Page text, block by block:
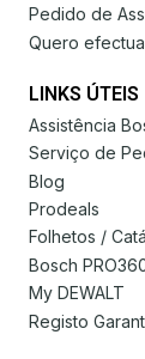
Pedido de
Quero
LINKS ÚTEIS
Assistência
Serviço de
Blog
Prodeals
Folhetos /
Bosch
My DEWALT
Registo